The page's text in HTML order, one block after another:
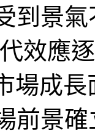
到景
效應
場成
前景